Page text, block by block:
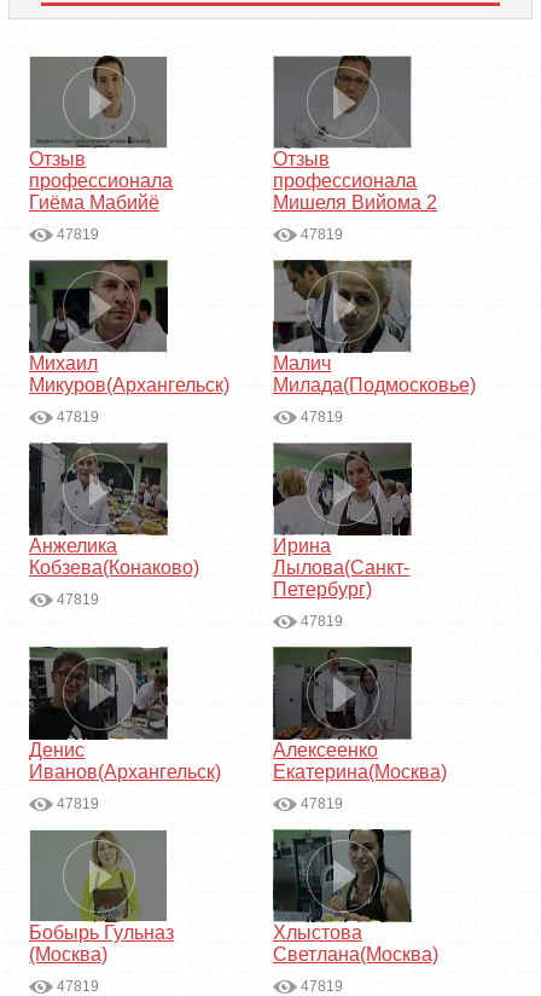
Отзыв
профессионала
Гиёма Мабийё
47819
Отзыв
профессионала
Мишеля Вийома 2
47819
Михаил
Микуров(Архангельск)
47819
Малич
Милада(Подмосковье)
47819
Анжелика
Кобзева(Конаково)
47819
Ирина
Лылова(Санкт-
Петербург)
47819
Денис
Иванов(Архангельск)
47819
Алексеенко
Екатерина(Москва)
47819
Бобырь Гульназ
(Москва)
47819
Хлыстова
Светлана(Москва)
47819